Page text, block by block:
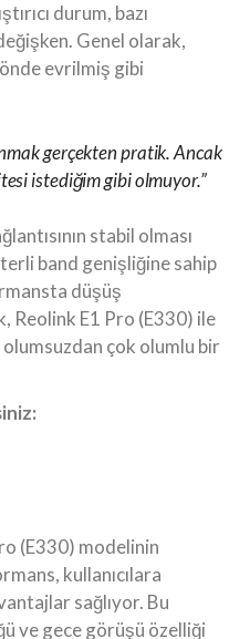
durum, bazı
Genel olarak,
evrilmiş gibi
gerçekten pratik. Ancak
istediğim gibi olmuyor.”
stabil olması
band genişliğine sahip
düşüş
Reolink E1 Pro (E330) ile
çok olumlu bir
(E330) modelinin
kullanıcılara
sağlıyor. Bu
ve gece görüşü özelliği